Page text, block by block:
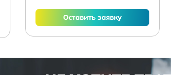
Оставить заявку